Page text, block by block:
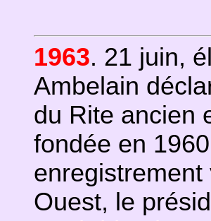
1963. 21 juin,
Ambelain
du Rite ancien
fondée en
Ouest, le